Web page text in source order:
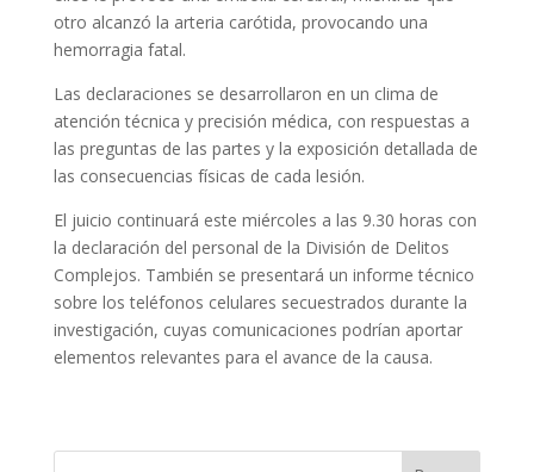
otro alcanzó la arteria carótida, provocando una
hemorragia fatal.
Las declaraciones se desarrollaron en un clima de
atención técnica y precisión médica, con respuestas a
las preguntas de las partes y la exposición detallada de
las consecuencias físicas de cada lesión.
El juicio continuará este miércoles a las 9.30 horas con
la declaración del personal de la División de Delitos
Complejos. También se presentará un informe técnico
sobre los teléfonos celulares secuestrados durante la
investigación, cuyas comunicaciones podrían aportar
elementos relevantes para el avance de la causa.